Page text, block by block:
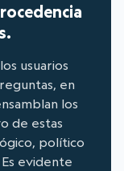
usuarios
en
los
de estas
político
evidente